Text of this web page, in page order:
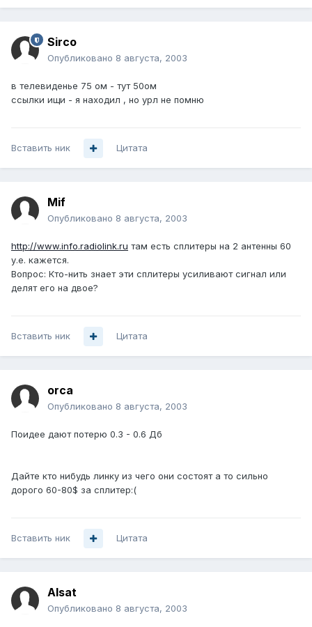
Sirco
Опубликовано 8 августа, 2003
в телевиденье 75 ом - тут 50ом
ссылки ищи - я находил , но урл не помню
Вставить ник Цитата
Mif
Опубликовано 8 августа, 2003
http://www.info.radiolink.ru там есть сплитеры на 2 антенны 60
у.е. кажется.
Вопрос: Кто-нить знает эти сплитеры усиливают сигнал или
делят его на двое?
Вставить ник Цитата
orca
Опубликовано 8 августа, 2003
Поидее дают потерю 0.3 - 0.6 Дб
Дайте кто нибудь линку из чего они состоят а то сильно
дорого 60-80$ за сплитер:(
Вставить ник Цитата
Alsat
Опубликовано 8 августа, 2003